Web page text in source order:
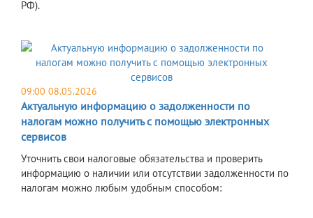
РФ).
09:00 08.05.2026
Актуальную информацию о задолженности по
налогам можно получить с помощью электронных
сервисов
Уточнить свои налоговые обязательства и проверить
информацию о наличии или отсутствии задолженности по
налогам можно любым удобным способом: